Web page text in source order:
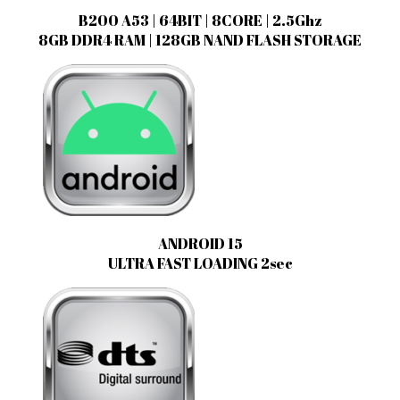
B200 A53 | 64BIT | 8CORE | 2.5Ghz
8GB DDR4 RAM | 128GB NAND FLASH STORAGE
ANDROID 15
ULTRA FAST LOADING 2sec